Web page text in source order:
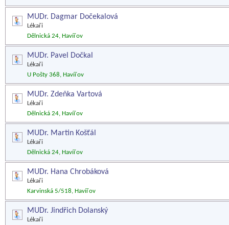
MUDr. Dagmar Dočekalová
Lékaři
Dělnická 24, Havířov
MUDr. Pavel Dočkal
Lékaři
U Pošty 368, Havířov
MUDr. Zdeňka Vartová
Lékaři
Dělnická 24, Havířov
MUDr. Martin Košťál
Lékaři
Dělnická 24, Havířov
MUDr. Hana Chrobáková
Lékaři
Karvinská 5/518, Havířov
MUDr. Jindřich Dolanský
Lékaři